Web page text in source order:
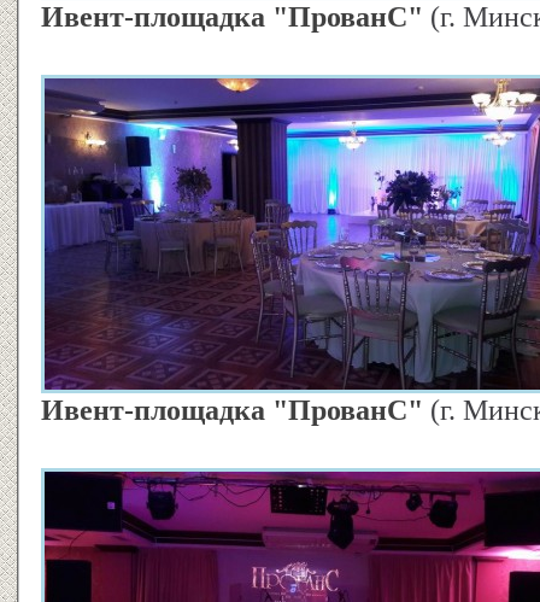
Ивент-площадка "ПрованС" (г.
Ивент-площадка "ПрованС" (г.